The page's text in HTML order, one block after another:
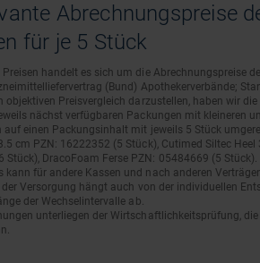
Abrechnungspreise
für je 5 Stück
Preisen handelt es sich um die Abrechnungspreise
(Bund) Apothekerverbände;
objektiven Preisvergleich darzustellen, haben wir die
nächst verfügbaren Packungen mit kleineren
auf einen Packungsinhalt mit jeweils 5 Stück
cm PZN: 16222352 (5 Stück), Cutimed Siltec Heel
Stück), DracoFoam Ferse PZN: 05484669 (5 Stück).
kann für andere Kassen und nach anderen
Versorgung hängt auch von der individuellen
der Wechselintervalle ab.
unterliegen der Wirtschaftlichkeitsprüfung, die